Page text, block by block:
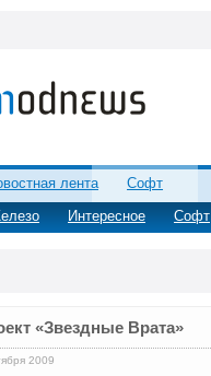
лента
Интересное Софт
Софт
«Звездные Врата»
2009